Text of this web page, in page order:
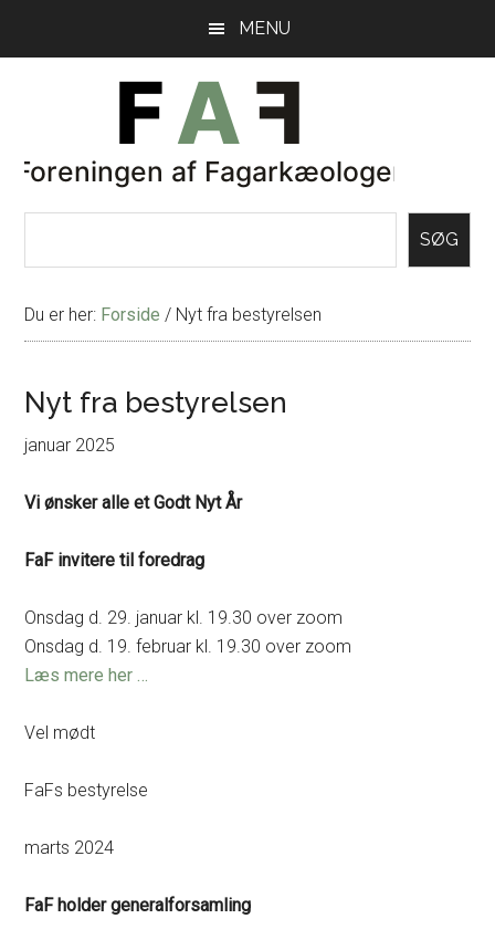
MENU
SØG
Du er her: Forside / Nyt fra bestyrelsen
Nyt fra bestyrelsen
januar 2025
Vi ønsker alle et Godt Nyt År
FaF invitere til foredrag
Onsdag d. 29. januar kl. 19.30 over zoom
Onsdag d. 19. februar kl. 19.30 over zoom
Læs mere her …
Vel mødt
FaFs bestyrelse
marts 2024
FaF holder generalforsamling